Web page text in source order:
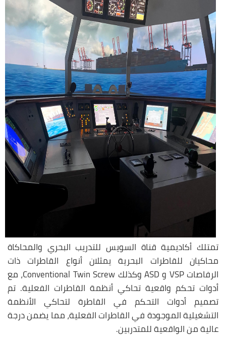
تمتلك أكاديمية قناة السويس للتدريب البحري والمحاكاة
محاكيان للقاطرات البحرية يمثلان أنواع القاطرات ذات
الرفاصات VSP و ASD وكذلك Conventional Twin Screw، مع
أدوات تحكم واقعية تحاكي أنظمة القاطرات الفعلية. تم
تصميم أدوات التحكم في القاطرة لتحاكي الأنظمة
التشغيلية الموجودة في القاطرات الفعلية، مما يضمن درجة
عالية من الواقعية للمتدربين.